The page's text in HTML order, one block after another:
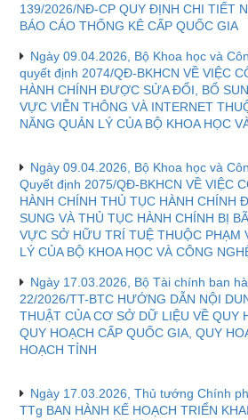
139/2026/NĐ-CP QUY ĐỊNH CHI TIẾT
BÁO CÁO THỐNG KÊ CẤP QUỐC GIA
Ngày 09.04.2026, Bộ Khoa học và
quyết định 2074/QĐ-BKHCN VỀ VIỆC
HÀNH CHÍNH ĐƯỢC SỬA ĐỔI, BỔ
VỰC VIỄN THÔNG VÀ INTERNET
NĂNG QUẢN LÝ CỦA BỘ KHOA HỌC
Ngày 09.04.2026, Bộ Khoa học và
Quyết định 2075/QĐ-BKHCN VỀ VIỆC
HÀNH CHÍNH THỦ TỤC HÀNH CHÍNH
SUNG VÀ THỦ TỤC HÀNH CHÍNH BỊ
VỰC SỞ HỮU TRÍ TUỆ THUỘC PHẠM
LÝ CỦA BỘ KHOA HỌC VÀ CÔNG
Ngày 17.03.2026, Bộ Tài chính ban
22/2026/TT-BTC HƯỚNG DẪN NỘI
THUẬT CỦA CƠ SỞ DỮ LIỆU VỀ QUY
QUY HOẠCH CẤP QUỐC GIA, QUY
HOẠCH TỈNH
Ngày 17.03.2026, Thủ tướng Chính
TTg BAN HÀNH KẾ HOẠCH TRIỂN